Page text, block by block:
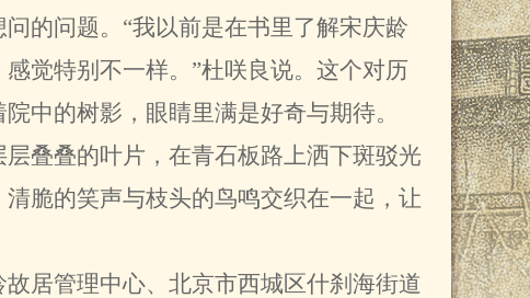
的问题。“我以前是在书里了解宋庆龄
觉特别不一样。”杜咲良说。这个对历
中的树影，眼睛里满是好奇与期待。
叠叠的叶片，在青石板路上洒下斑驳光
脆的笑声与枝头的鸟鸣交织在一起，让
管理中心、北京市西城区什刹海街道